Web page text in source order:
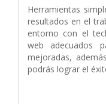
Herramientas
resultados en el
entorno con el
web adecuados
mejoradas,
podrás lograr el